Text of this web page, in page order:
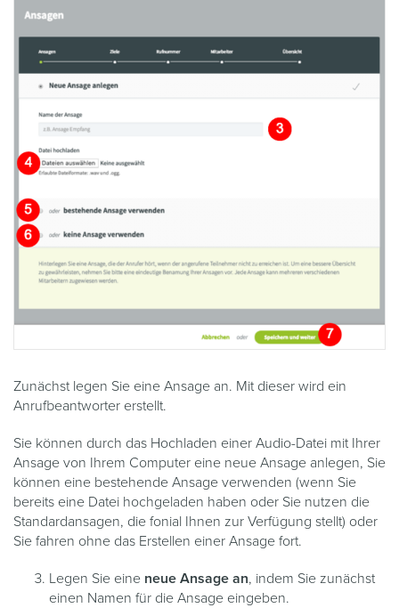
Zunächst legen Sie eine Ansage an. Mit dieser wird ein
Anrufbeantworter erstellt.
Sie können durch das Hochladen einer Audio-Datei mit Ihrer
Ansage von Ihrem Computer eine neue Ansage anlegen, Sie
können eine bestehende Ansage verwenden (wenn Sie
bereits eine Datei hochgeladen haben oder Sie nutzen die
Standardansagen, die fonial Ihnen zur Verfügung stellt) oder
Sie fahren ohne das Erstellen einer Ansage fort.
Legen Sie eine neue Ansage an, indem Sie zunächst
einen Namen für die Ansage eingeben.